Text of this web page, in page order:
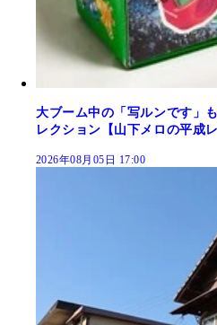
大ブーム中の「写ルンです」
レクション【山下メロの平成
2026年08月05日 17:00